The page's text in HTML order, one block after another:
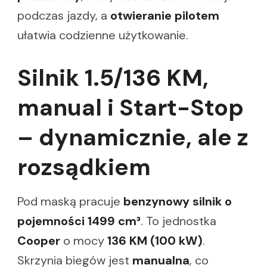
podczas jazdy, a otwieranie pilotem
ułatwia codzienne użytkowanie.
Silnik 1.5/136 KM,
manual i Start-Stop
– dynamicznie, ale z
rozsądkiem
Pod maską pracuje benzynowy silnik o
pojemności 1499 cm³. To jednostka
Cooper o mocy136 KM (100 kW).
Skrzynia biegów jest manualna, co